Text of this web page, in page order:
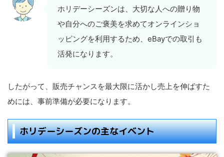
ホリデーシーズンは、大切な人への贈り物
や自分へのご褒美を求めてオンラインショ
ッピングを利用するため、eBayでの取引も
活発になります。
したがって、販売チャンスを最大限に活かし売上を伸ばすた
めには、事前準備が必要になります。
ホリデーシーズンの主なイベント